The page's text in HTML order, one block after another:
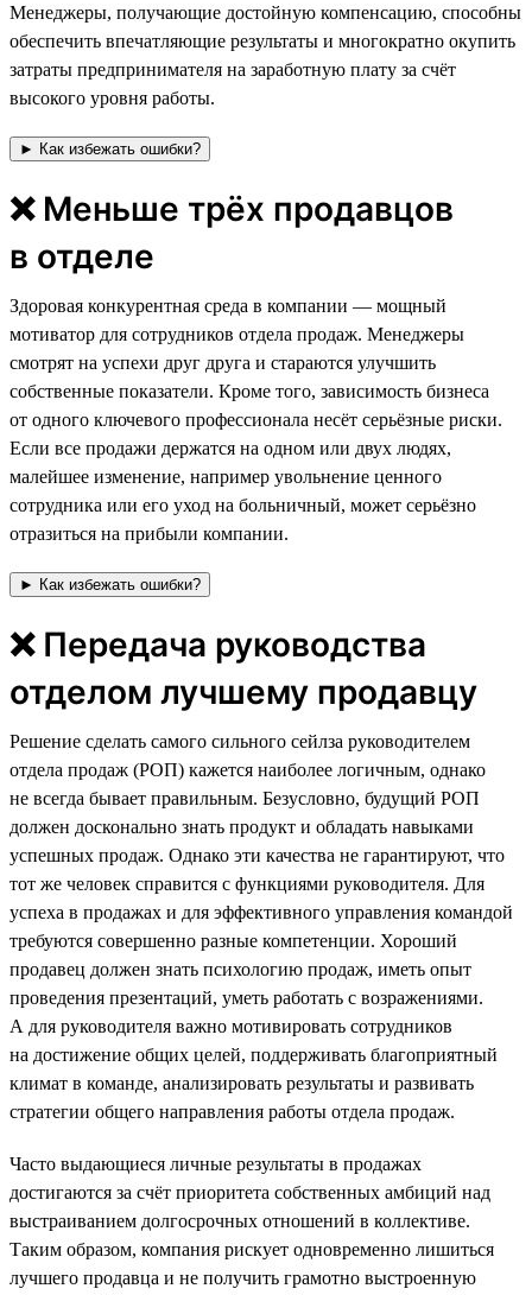
Менеджеры, получающие достойную компенсацию, способны
обеспечить впечатляющие результаты и многократно окупить
затраты предпринимателя на заработную плату за счёт
высокого уровня работы.
► Как избежать ошибки?
❌ Меньше трёх продавцов
в отделе
⁠⁠⁠Здоровая конкурентная среда в компании — мощный
мотиватор для сотрудников отдела продаж. Менеджеры
смотрят на успехи друг друга и стараются улучшить
собственные показатели. Кроме того, зависимость бизнеса
от одного ключевого профессионала несёт серьёзные риски.
Если все продажи держатся на одном или двух людях,
малейшее изменение, например увольнение ценного
сотрудника или его уход на больничный, может серьёзно
отразиться на прибыли компании.
► Как избежать ошибки?
❌ Передача руководства
отделом лучшему продавцу
Решение сделать самого сильного сейлза руководителем
отдела продаж (РОП) кажется наиболее логичным, однако
не всегда бывает правильным. Безусловно, будущий РОП
должен досконально знать продукт и обладать навыками
успешных продаж. Однако эти качества не гарантируют, что
тот же человек справится с функциями руководителя. Для
успеха в продажах и для эффективного управления командой
требуются совершенно разные компетенции. Хороший
продавец должен знать психологию продаж, иметь опыт
проведения презентаций, уметь работать с возражениями.
А для руководителя важно мотивировать сотрудников
на достижение общих целей, поддерживать благоприятный
климат в команде, анализировать результаты и развивать
стратегии общего направления работы отдела продаж.
Часто выдающиеся личные результаты в продажах
достигаются за счёт приоритета собственных амбиций над
выстраиванием долгосрочных отношений в коллективе.
Таким образом, компания рискует одновременно лишиться
лучшего продавца и не получить грамотно выстроенную